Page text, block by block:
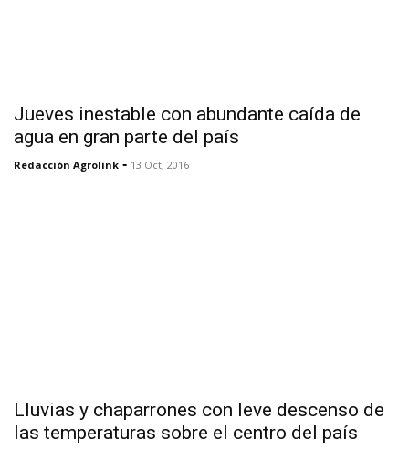
Jueves inestable con abundante caída de
agua en gran parte del país
Redacción Agrolink - 13 Oct, 2016
Lluvias y chaparrones con leve descenso de
las temperaturas sobre el centro del país